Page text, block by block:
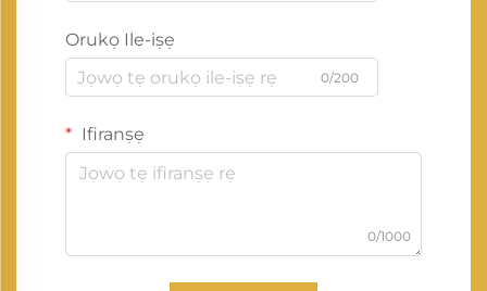
Orukọ Ile-iṣẹ
0/200
Ifiranṣẹ
0/1000